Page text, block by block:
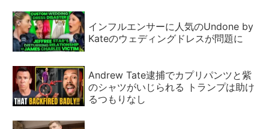
インフルエンサーに人気のUndone by
Kateのウェディングドレスが問題に
Andrew Tate逮捕でカプリパンツと紫
のシャツがいじられる トランプは助け
るつもりなし